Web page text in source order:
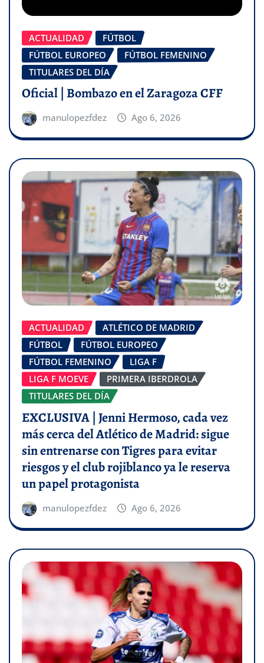
ACTUALIDAD
FÚTBOL
FÚTBOL EUROPEO
FÚTBOL FEMENINO
TITULARES DEL DÍA
Oficial | Bombazo en el Zaragoza CFF
manulopezfdez Ago 6, 2026
ACTUALIDAD
ATLÉTICO DE MADRID
FÚTBOL
FÚTBOL EUROPEO
FÚTBOL FEMENINO
LIGA F
LIGA F MOEVE
PRIMERA IBERDROLA
TITULARES DEL DÍA
EXCLUSIVA | Jenni Hermoso, cada vez
más cerca del Atlético de Madrid: sigue
sin entrenarse con Tigres para evitar
riesgos y el club rojiblanco ya le reserva
un papel protagonista
manulopezfdez Ago 6, 2026